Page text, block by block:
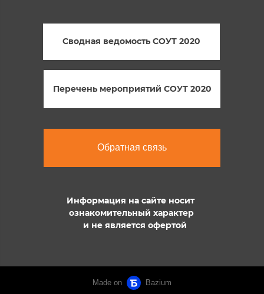
Обратная связь
Информация на сайте носит
ознакомительный характер
и не является офертой
Перечень мероприятий СОУТ 2020
Сводная ведомость СОУТ 2020
Made on Bazium